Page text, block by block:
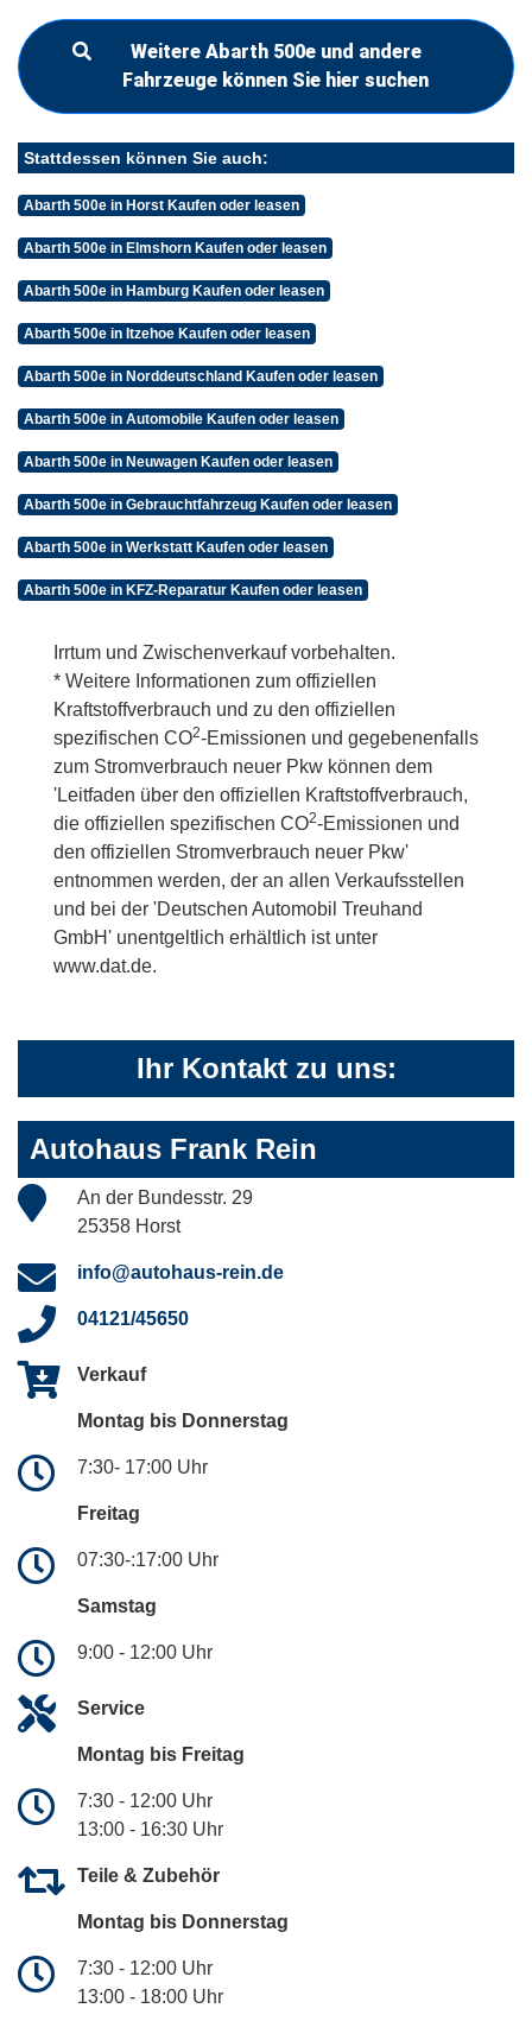
Weitere Abarth 500e und andere
Fahrzeuge können Sie hier suchen
Stattdessen können Sie auch:
Abarth 500e in Horst Kaufen oder leasen
Abarth 500e in Elmshorn Kaufen oder leasen
Abarth 500e in Hamburg Kaufen oder leasen
Abarth 500e in Itzehoe Kaufen oder leasen
Abarth 500e in Norddeutschland Kaufen oder leasen
Abarth 500e in Automobile Kaufen oder leasen
Abarth 500e in Neuwagen Kaufen oder leasen
Abarth 500e in Gebrauchtfahrzeug Kaufen oder leasen
Abarth 500e in Werkstatt Kaufen oder leasen
Abarth 500e in KFZ-Reparatur Kaufen oder leasen
Irrtum und Zwischenverkauf vorbehalten.
* Weitere Informationen zum offiziellen
Kraftstoffverbrauch und zu den offiziellen
spezifischen CO2-Emissionen und gegebenenfalls
zum Stromverbrauch neuer Pkw können dem
'Leitfaden über den offiziellen Kraftstoffverbrauch,
die offiziellen spezifischen CO2-Emissionen und
den offiziellen Stromverbrauch neuer Pkw'
entnommen werden, der an allen Verkaufsstellen
und bei der 'Deutschen Automobil Treuhand
GmbH' unentgeltlich erhältlich ist unter
www.dat.de.
Ihr Kontakt zu uns:
Autohaus Frank Rein
An der Bundesstr. 29
25358 Horst
info@autohaus-rein.de
04121/45650
Verkauf
Montag bis Donnerstag
7:30- 17:00 Uhr
Freitag
07:30-:17:00 Uhr
Samstag
9:00 - 12:00 Uhr
Service
Montag bis Freitag
7:30 - 12:00 Uhr
13:00 - 16:30 Uhr
Teile & Zubehör
Montag bis Donnerstag
7:30 - 12:00 Uhr
13:00 - 18:00 Uhr